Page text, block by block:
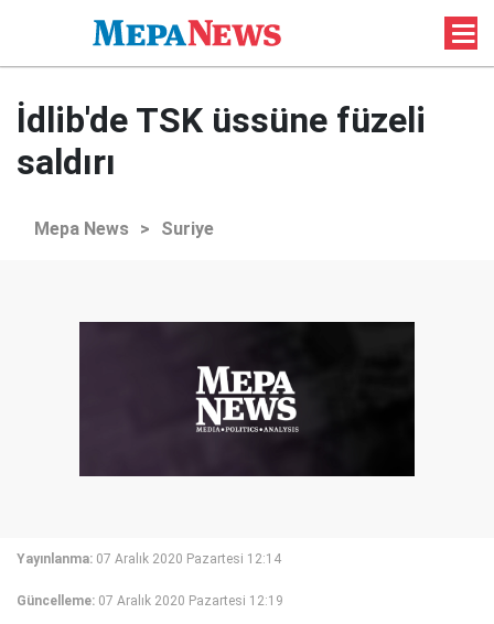
İdlib'de TSK üssüne füzeli
saldırı
Mepa News > Suriye
Yayınlanma: 07 Aralık 2020 Pazartesi 12:14
Güncelleme: 07 Aralık 2020 Pazartesi 12:19